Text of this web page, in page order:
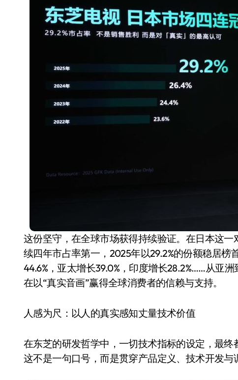
这份坚守，在全球市场获得持续验证。在日本这
续四年市占率第一，2025年以29.2%的份额稳居榜
44.6%，亚太增长39.0%，印度增长28.2%……从亚
在以“真实音画”赢得全球消费者的信赖与支持。
人感为尺：以人的真实感知丈量技术价值
在东芝的研发哲学中，一切技术指标的设定，最终
这不是一句口号，而是贯穿产品定义、技术开发与
从电视一哥到声学霸主，